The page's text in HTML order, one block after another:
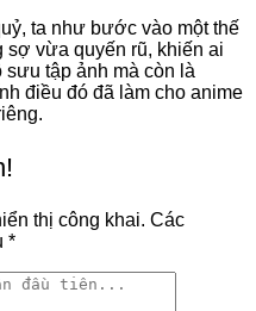
ta như bước vào một thế
vừa quyến rũ, khiến ai
tập ảnh mà còn là
điều đó đã làm cho anime
thị công khai. Các
*